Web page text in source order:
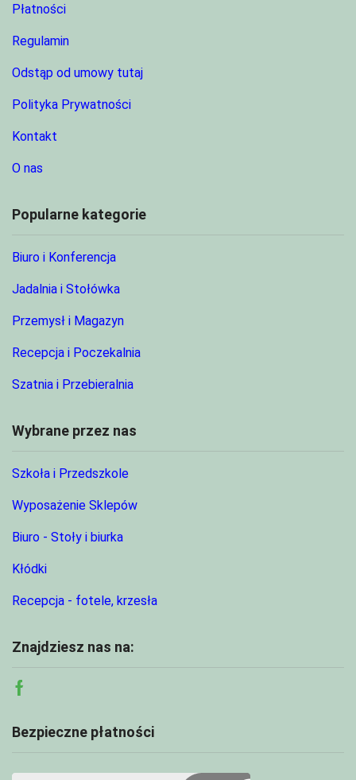
Płatności
Regulamin
Odstąp od umowy tutaj
Polityka Prywatności
Kontakt
O nas
Popularne kategorie
Biuro i Konferencja
Jadalnia i Stołówka
Przemysł i Magazyn
Recepcja i Poczekalnia
Szatnia i Przebieralnia
Wybrane przez nas
Szkoła i Przedszkole
Wyposażenie Sklepów
Biuro - Stoły i biurka
Kłódki
Recepcja - fotele, krzesła
Znajdziesz nas na:
Facebook
Bezpieczne płatności